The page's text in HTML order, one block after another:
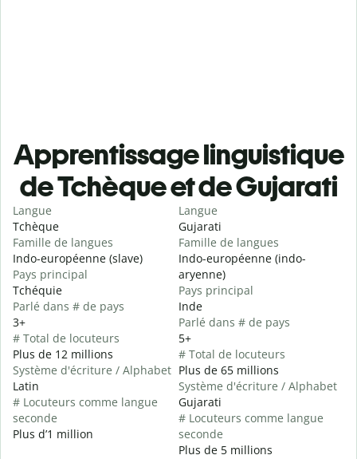
Apprentissage linguistique
de Tchèque et de Gujarati
Langue
Tchèque
Famille de langues
Indo-européenne (slave)
Pays principal
Tchéquie
Parlé dans # de pays
3+
# Total de locuteurs
Plus de 12 millions
Système d'écriture / Alphabet
Latin
# Locuteurs comme langue
seconde
Plus d’1 million
Langue
Gujarati
Famille de langues
Indo-européenne (indo-
aryenne)
Pays principal
Inde
Parlé dans # de pays
5+
# Total de locuteurs
Plus de 65 millions
Système d'écriture / Alphabet
Gujarati
# Locuteurs comme langue
seconde
Plus de 5 millions